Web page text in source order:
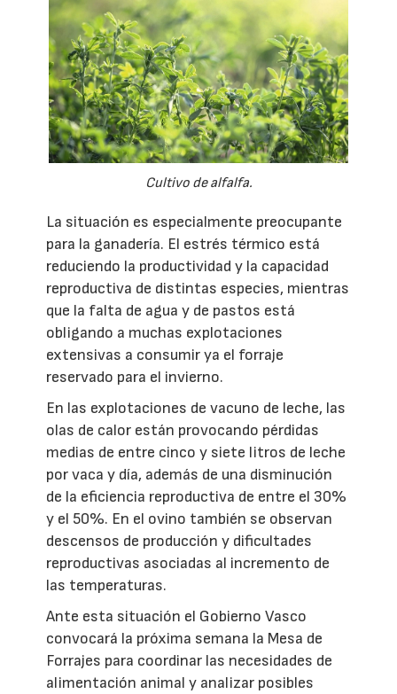
Cultivo de alfalfa.
La situación es especialmente preocupante
para la ganadería. El estrés térmico está
reduciendo la productividad y la capacidad
reproductiva de distintas especies, mientras
que la falta de agua y de pastos está
obligando a muchas explotaciones
extensivas a consumir ya el forraje
reservado para el invierno.
En las explotaciones de vacuno de leche, las
olas de calor están provocando pérdidas
medias de entre cinco y siete litros de leche
por vaca y día, además de una disminución
de la eficiencia reproductiva de entre el 30%
y el 50%. En el ovino también se observan
descensos de producción y dificultades
reproductivas asociadas al incremento de
las temperaturas.
Ante esta situación el Gobierno Vasco
convocará la próxima semana la Mesa de
Forrajes para coordinar las necesidades de
alimentación animal y analizar posibles